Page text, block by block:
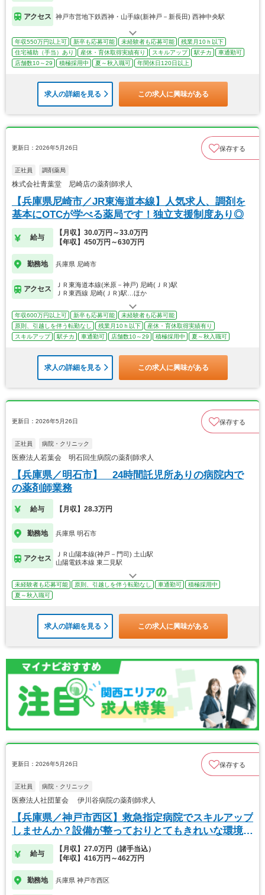
アクセス 神戸市営地下鉄西神・山手線(新神戸－新長田) 西神中央駅
年収550万円以上可 新卒も応募可能 未経験者も応募可能
残業月10ｈ以下
住宅補助（手当）あり
産休・育休取得実績有り スキルアップ 駅チカ
車通勤可
店舗数10～29
積極採用中 夏～秋入職可 年間休日120日以上
求人の詳細を見る この求人に興味がある
更新日：2026年5月26日 保存する
正社員 調剤薬局
株式会社青葉堂 尼崎店の薬剤師求人
【兵庫県尼崎市／JR東海道本線】人気求人、調剤を
基本にOTCが学べる薬局です！独立支援制度あり◎
給与
【月収】30.0万円～33.0万円
【年収】450万円～630万円
勤務地 兵庫県 尼崎市
アクセス
ＪＲ東海道本線(米原－神戸) 尼崎(ＪＲ)駅
ＪＲ東西線 尼崎(ＪＲ)駅…ほか
年収600万円以上可 新卒も応募可能
未経験者も応募可能
原則、引越しを伴う転勤なし
残業月10ｈ以下
産休・育休取得実績有り
スキルアップ
駅チカ 車通勤可 店舗数10～29 積極採用中 夏～秋入職可
求人の詳細を見る この求人に興味がある
更新日：2026年5月26日 保存する
正社員 病院・クリニック
医療法人若葉会 明石回生病院の薬剤師求人
【兵庫県／明石市】 24時間託児所ありの病院内で
の薬剤師業務
給与 【月収】28.3万円
勤務地 兵庫県 明石市
アクセス
ＪＲ山陽本線(神戸－門司) 土山駅
山陽電鉄本線 東二見駅
未経験者も応募可能 原則、引越しを伴う転勤なし 車通勤可
積極採用中
夏～秋入職可
求人の詳細を見る この求人に興味がある
更新日：2026年5月26日 保存する
正社員 病院・クリニック
医療法人社団菫会 伊川谷病院の薬剤師求人
【兵庫県／神戸市西区】救急指定病院でスキルアップ
しませんか？設備が整っておりとてもきれいな環境で
す。
給与
【月収】27.0万円（諸手当込）
【年収】416万円～462万円
勤務地 兵庫県 神戸市西区